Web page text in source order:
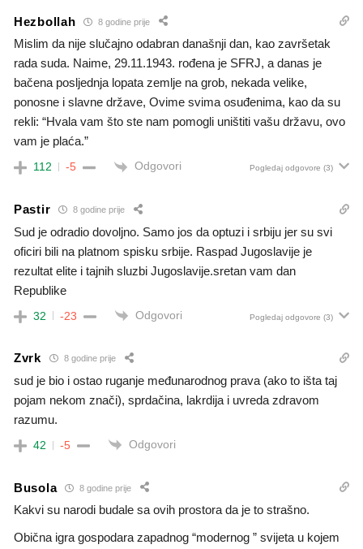
Hezbollah 8 godine prije
Mislim da nije slučajno odabran današnji dan, kao završetak
rada suda. Naime, 29.11.1943. rođena je SFRJ, a danas je
bačena posljednja lopata zemlje na grob, nekada velike,
ponosne i slavne države, Ovime svima osuđenima, kao da su
rekli: “Hvala vam što ste nam pomogli uništiti vašu državu, ovo
vam je plaća.”
112 -5 Odgovori Pogledaj odgovore (3)
Pastir 8 godine prije
Sud je odradio dovoljno. Samo jos da optuzi i srbiju jer su svi
oficiri bili na platnom spisku srbije. Raspad Jugoslavije je
rezultat elite i tajnih sluzbi Jugoslavije.sretan vam dan
Republike
32 -23 Odgovori Pogledaj odgovore (3)
Zvrk 8 godine prije
sud je bio i ostao ruganje međunarodnog prava (ako to išta taj
pojam nekom znači), sprdačina, lakrdija i uvreda zdravom
razumu.
42 -5 Odgovori
Busola 8 godine prije
Kakvi su narodi budale sa ovih prostora da je to strašno.
Obična igra gospodara zapadnog “modernog ” svijeta u kojem